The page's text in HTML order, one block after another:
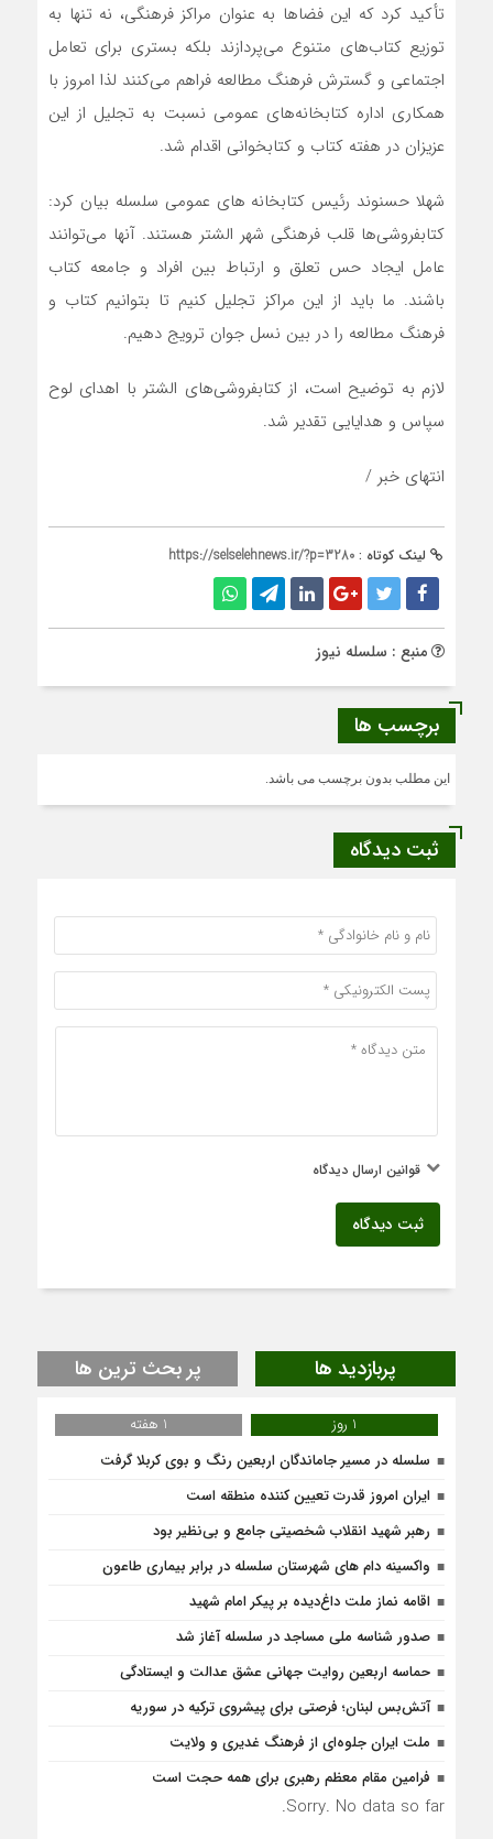
تأکید کرد که این فضاها به عنوان مراکز فرهنگی، نه تنها به
توزیع کتاب‌های متنوع می‌پردازند بلکه بستری برای تعامل
اجتماعی و گسترش فرهنگ مطالعه فراهم می‌کنند لذا امروز با
همکاری اداره کتابخانه‌های عمومی نسبت به تجلیل از این
عزیزان در هفته کتاب و کتابخوانی اقدام شد.
شهلا حسنوند رئیس کتابخانه های عمومی سلسله بیان کرد:
کتابفروشی‌ها قلب فرهنگی شهر الشتر هستند. آنها می‌توانند
عامل ایجاد حس تعلق و ارتباط بین افراد و جامعه کتاب
باشند. ما باید از این مراکز تجلیل کنیم تا بتوانیم کتاب و
فرهنگ مطالعه را در بین نسل جوان ترویج دهیم.
لازم به توضیح است، از کتابفروشی‌های الشتر با اهدای لوح
سپاس و هدایایی تقدیر شد.
انتهای خبر /
لینک کوتاه : https://selselehnews.ir/?p=3280
منبع : سلسله نیوز
برچسب ها
این مطلب بدون برچسب می باشد.
ثبت دیدگاه
قوانین ارسال دیدگاه
ثبت دیدگاه
پربازدید ها پر بحث ترین ها
1 روز
1 هفته
سلسله در مسیر جاماندگان اربعین رنگ و بوی کربلا گرفت
ایران امروز قدرت تعیین کننده منطقه است
رهبر شهید انقلاب شخصیتی جامع و بی‌نظیر بود
واکسینه دام های شهرستان سلسله در برابر بیماری طاعون
اقامه نماز ملت داغ‌دیده بر پیکر امام شهید
صدور شناسه ملی مساجد در سلسله آغاز شد
حماسه اربعین روایت جهانی عشق عدالت و ایستادگی
آتش‌بس لبنان؛ فرصتی برای پیشروی ترکیه در سوریه
ملت ایران جلوه‌ای از فرهنگ غدیری و ولایت
فرامین مقام معظم رهبری برای همه حجت است
Sorry. No data so far.